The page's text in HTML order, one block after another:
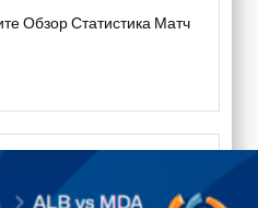
Обзор Статистика Матч